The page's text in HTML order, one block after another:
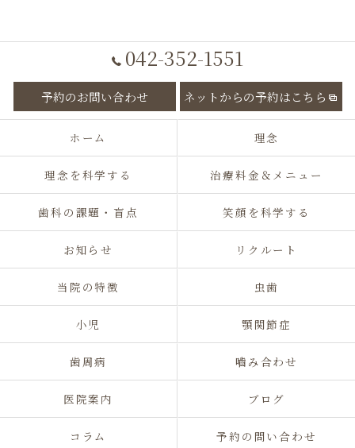
042-352-1551
予約のお問い合わせ ネットからの予約はこちら
ホーム 理念
理念を科学する 治療料金＆メニュー
歯科の課題・盲点 笑顔を科学する
お知らせ リクルート
当院の特徴 虫歯
小児 顎関節症
歯周病 嚙み合わせ
医院案内 ブログ
コラム 予約の問い合わせ